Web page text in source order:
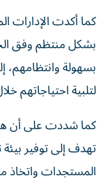
كما أكدت الإدارات
بشكل منتظم وفق
بسهولة
لتلبية احتياجاتهم
كما شددت على أن
تهدف إلى توفير
المستجدات واتخاذ